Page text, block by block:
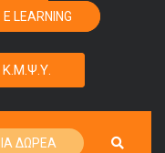
LEARNING
ΔΩΡΕΑ